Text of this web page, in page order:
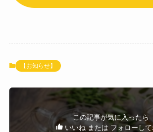
【お知らせ】
この記事が気に入ったら
いいね または フォローして